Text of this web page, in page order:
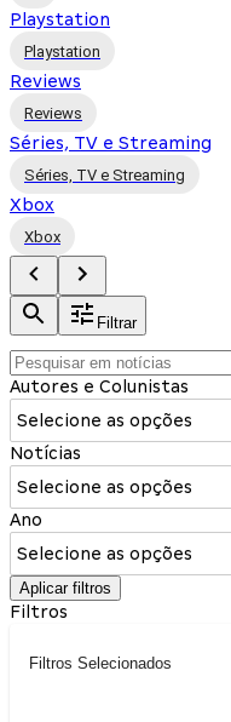
Playstation
Playstation
Reviews
Reviews
Séries, TV e Streaming
Séries, TV e Streaming
Xbox
Xbox
Filtrar
Autores e Colunistas
Selecione as opções
Notícias
Selecione as opções
Ano
Selecione as opções
Aplicar filtros
Filtros
Filtros Selecionados